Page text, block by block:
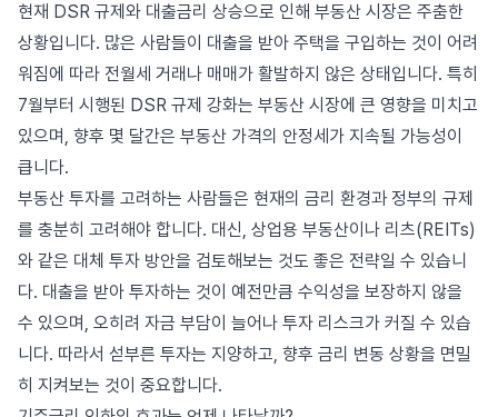
현재 DSR 규제와 대출금리 상승으로 인해 부동산 시장은 주춤한
상황입니다. 많은 사람들이 대출을 받아 주택을 구입하는 것이 어려
워짐에 따라 전월세 거래나 매매가 활발하지 않은 상태입니다. 특히
7월부터 시행된 DSR 규제 강화는 부동산 시장에 큰 영향을 미치고
있으며, 향후 몇 달간은 부동산 가격의 안정세가 지속될 가능성이
큽니다.
부동산 투자를 고려하는 사람들은 현재의 금리 환경과 정부의 규제
를 충분히 고려해야 합니다. 대신, 상업용 부동산이나 리츠(REITs)
와 같은 대체 투자 방안을 검토해보는 것도 좋은 전략일 수 있습니
다. 대출을 받아 투자하는 것이 예전만큼 수익성을 보장하지 않을
수 있으며, 오히려 자금 부담이 늘어나 투자 리스크가 커질 수 있습
니다. 따라서 섣부른 투자는 지양하고, 향후 금리 변동 상황을 면밀
히 지켜보는 것이 중요합니다.